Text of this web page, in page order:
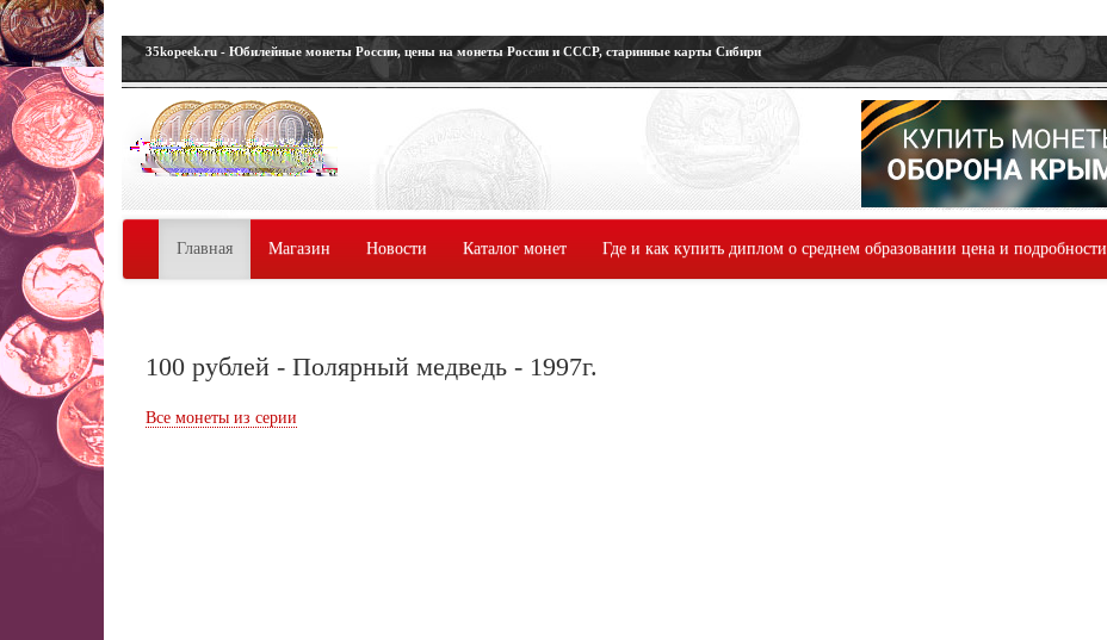
35kopeek.ru - Юбилейные монеты России, цены на монеты России и СССР, старинные карты Сибири
Главная Магазин Новости Каталог монет Где и как купить диплом о среднем образовании цена и подробности
100 рублей - Полярный медведь - 1997г.
Все монеты из серии